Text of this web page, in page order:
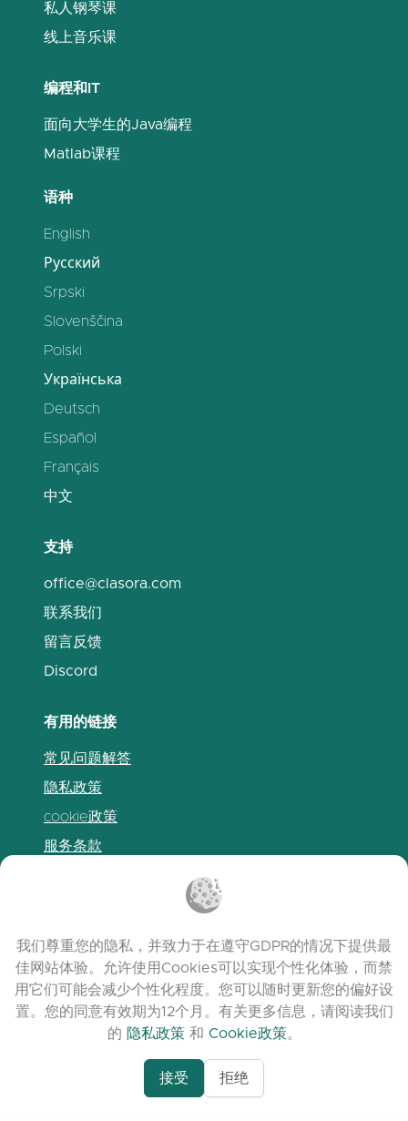
私人钢琴课
线上音乐课
编程和IT
面向大学生的Java编程
Matlab课程
语种
English
Русский
Srpski
Slovenščina
Polski
Українська
Deutsch
Español
Français
中文
支持
office@clasora.com
联系我们
留言反馈
Discord
有用的链接
常见问题解答
隐私政策
cookie政策
服务条款
© 2026 clasora.com platform | 版权所有 |
Developed byC9 Group
我们尊重您的隐私，并致力于在遵守GDPR的情况下提供最
佳网站体验。允许使用Cookies可以实现个性化体验，而禁
用它们可能会减少个性化程度。您可以随时更新您的偏好设
置。您的同意有效期为12个月。有关更多信息，请阅读我们
的 隐私政策 和 Cookie政策。
接受 拒绝